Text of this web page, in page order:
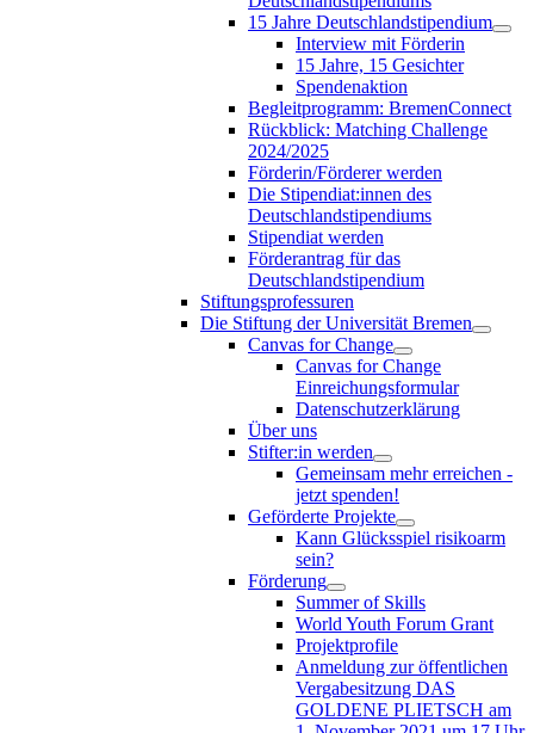
15 Jahre Deutschlandstipendium
Interview mit Förderin
15 Jahre, 15 Gesichter
Spendenaktion
Begleitprogramm: BremenConnect
Rückblick: Matching Challenge
2024/2025
Förderin/Förderer werden
Die Stipendiat:innen des
Deutschlandstipendiums
Stipendiat werden
Förderantrag für das
Deutschlandstipendium
Stiftungsprofessuren
Die Stiftung der Universität Bremen
Canvas for Change
Canvas for Change
Einreichungsformular
Datenschutzerklärung
Über uns
Stifter:in werden
Gemeinsam mehr erreichen -
jetzt spenden!
Geförderte Projekte
Kann Glücksspiel risikoarm
sein?
Förderung
Summer of Skills
World Youth Forum Grant
Projektprofile
Anmeldung zur öffentlichen
Vergabesitzung DAS
GOLDENE PLIETSCH am